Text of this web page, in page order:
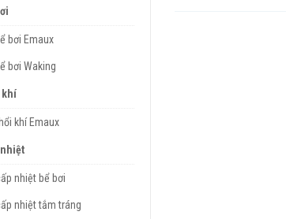
bơi Emaux
bơi Waking
khí
khí Emaux
nhiệt
nhiệt bể bơi
nhiệt tắm tráng